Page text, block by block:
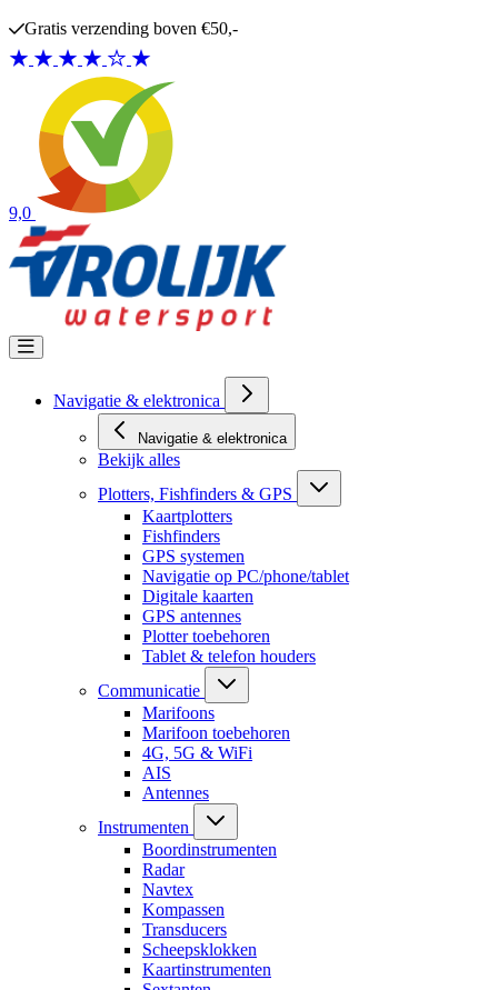
Gratis verzending boven €50,-
9,0
Navigatie & elektronica
Navigatie & elektronica
Bekijk alles
Plotters, Fishfinders & GPS
Kaartplotters
Fishfinders
GPS systemen
Navigatie op PC/phone/tablet
Digitale kaarten
GPS antennes
Plotter toebehoren
Tablet & telefon houders
Communicatie
Marifoons
Marifoon toebehoren
4G, 5G & WiFi
AIS
Antennes
Instrumenten
Boordinstrumenten
Radar
Navtex
Kompassen
Transducers
Scheepsklokken
Kaartinstrumenten